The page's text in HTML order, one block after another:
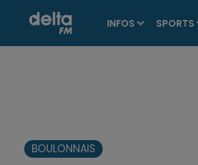
INFOS SPORTS
BOULONNAIS